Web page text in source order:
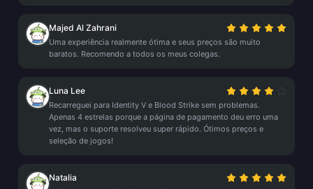
Majed Al Zahrani
Uma experiência realmente ótima e seus preços são muito
baratos. Recomendo a todos os meus colegas.
Luna Lee
Recarreguei para Identity V e Blood Strike sem problemas.
Apenas 4 estrelas porque a página de pagamento deu erro uma
vez, mas o suporte resolveu super rápido. Ótimos preços e
seleção de jogos!
Natalia